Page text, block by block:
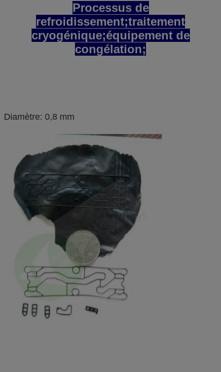
Processus de
refroidissement;traitement
cryogénique;équipement de
congélation;
Diamètre: 0,8 mm